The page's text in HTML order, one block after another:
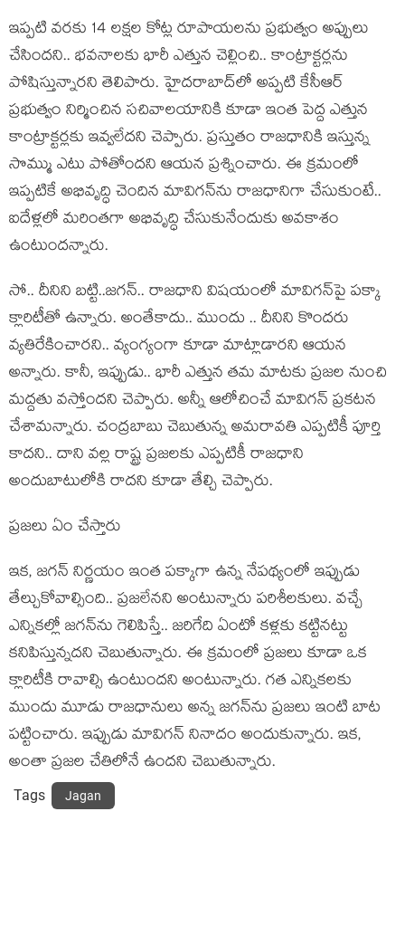
ఇప్ప‌టి వ‌ర‌కు 14 ల‌క్ష‌ల కోట్ల రూపాయ‌ల‌ను ప్ర‌భుత్వం అప్పులు
చేసింద‌ని.. భ‌వ‌నాల‌కు భారీ ఎత్తున చెల్లించి.. కాంట్రాక్ట‌ర్ల‌ను
పోషిస్తున్నార‌ని తెలిపారు. హైద‌రాబాద్‌లో అప్ప‌టి కేసీఆర్
ప్ర‌భుత్వం నిర్మించిన స‌చివాల‌యానికి కూడా ఇంత పెద్ద ఎత్తున
కాంట్రాక్ట‌ర్ల‌కు ఇవ్వ‌లేద‌ని చెప్పారు. ప్ర‌స్తుతం రాజ‌ధానికి ఇస్తున్న
సొమ్ము ఎటు పోతోంద‌ని ఆయ‌న ప్ర‌శ్నించారు. ఈ క్ర‌మంలో
ఇప్ప‌టికే అభివృద్ధి చెందిన మావిగ‌న్‌ను రాజ‌ధానిగా చేసుకుంటే..
ఐదేళ్ల‌లో మ‌రింత‌గా అభివృద్ధి చేసుకునేందుకు అవ‌కాశం
ఉంటుంద‌న్నారు.
సో.. దీనిని బ‌ట్టి..జ‌గ‌న్‌.. రాజ‌ధాని విష‌యంలో మావిగ‌న్‌పై ప‌క్కా
క్లారిటీతో ఉన్నారు. అంతేకాదు.. ముందు .. దీనిని కొంద‌రు
వ్య‌తిరేకించార‌ని.. వ్యంగ్యంగా కూడా మాట్లాడార‌ని ఆయ‌న
అన్నారు. కానీ, ఇప్పుడు.. భారీ ఎత్తున త‌మ మాట‌కు ప్ర‌జ‌ల నుంచి
మ‌ద్ద‌తు వ‌స్తోంద‌ని చెప్పారు. అన్నీ ఆలోచించే మావిగ‌న్ ప్ర‌కట‌న
చేశామ‌న్నారు. చంద్ర‌బాబు చెబుతున్న అమ‌రావతి ఎప్ప‌టికీ పూర్తి
కాద‌ని.. దాని వ‌ల్ల రాష్ట్ర ప్ర‌జ‌ల‌కు ఎప్ప‌టికీ రాజ‌ధాని
అందుబాటులోకి రాద‌ని కూడా తేల్చి చెప్పారు.
ప్ర‌జ‌లు ఏం చేస్తారు
ఇక‌, జ‌గ‌న్ నిర్ణ‌యం ఇంత ప‌క్కాగా ఉన్న నేప‌థ్యంలో ఇప్పుడు
తేల్చుకోవాల్సింది.. ప్ర‌జ‌లేన‌ని అంటున్నారు ప‌రిశీల‌కులు. వ‌చ్చే
ఎన్నిక‌ల్లో జ‌గ‌న్‌ను గెలిపిస్తే.. జ‌రిగేది ఏంటో క‌ళ్ల‌కు క‌ట్టిన‌ట్టు
క‌నిపిస్తున్న‌ద‌ని చెబుతున్నారు. ఈ క్ర‌మంలో ప్ర‌జ‌లు కూడా ఒక
క్లారిటీకి రావాల్సి ఉంటుంద‌ని అంటున్నారు. గత ఎన్నిక‌ల‌కు
ముందు మూడు రాజ‌ధానులు అన్న జ‌గ‌న్‌ను ప్ర‌జ‌లు ఇంటి బాట
ప‌ట్టించారు. ఇప్పుడు మావిగ‌న్ నినాదం అందుకున్నారు. ఇక‌,
అంతా ప్ర‌జ‌ల చేతిలోనే ఉంద‌ని చెబుతున్నారు.
Tags Jagan